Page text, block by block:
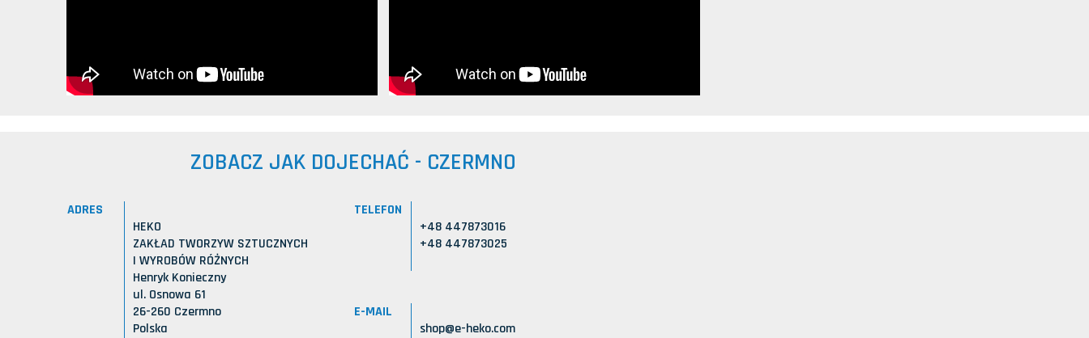
ZOBACZ JAK DOJECHAĆ - CZERMNO
ADRES
HEKO
ZAKŁAD TWORZYW SZTUCZNYCH
I WYROBÓW RÓŻNYCH
Henryk Konieczny
ul. Osnowa 61
26-260 Czermno
Polska
TELEFON
+48 447873016
+48 447873025
E-MAIL
shop@e-heko.com